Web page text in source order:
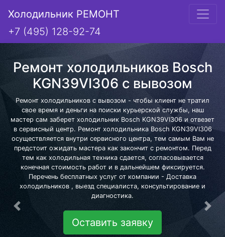
Холодильник РЕМОНТ
+7 (495) 128-92-74
Ремонт холодильников Bosch
KGN39VI306 с вывозом
Ремонт холодильников с вывозом - чтобы клиент не тратил
свое время и деньги на поиски курьерской службы, наш
мастер сам заберет холодильник Bosch KGN39VI306 и отвезет
в сервисный центр. Ремонт холодильника Bosch KGN39VI306
осуществляется внутри сервисного центра, тем самым Вам не
предстоит ожидать мастера как закончит с ремонтом. Перед
тем как холодильная техника сдается, согласовывается
конечная стоимость работ и в дальнейшем фиксируется.
Перечень бесплатных услуг от компании - Доставка
холодильников , выезд специалиста, консультирование и
диагностика.
Оставить заявку
Предыдущая